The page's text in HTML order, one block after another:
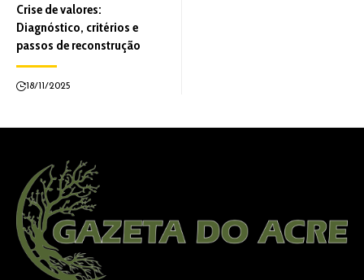
Crise de valores:
Diagnóstico, critérios e
passos de reconstrução
18/11/2025